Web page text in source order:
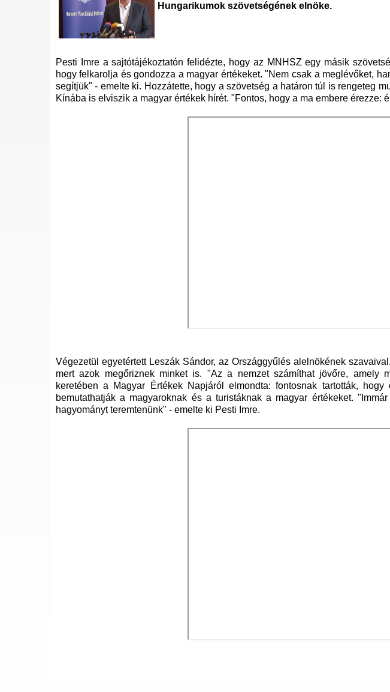
Hungarikumok szövetségének elnöke.
Pesti Imre a sajtótájékoztatón felidézte, hogy az MNHSZ egy másik
hogy felkarolja és gondozza a magyar értékeket. "Nem csak a meglévőket,
segítjük" - emelte ki. Hozzátette, hogy a szövetség a határon túl is rengeteg
Kínába is elviszik a magyar értékek hírét. "Fontos, hogy a ma embere érezze:
Végezetül egyetértett Leszák Sándor, az Országgyűlés alelnökének
mert azok megőriznek minket is. "Az a nemzet számíthat jövőre, amely
keretében a Magyar Értékek Napjáról elmondta: fontosnak tartották,
bemutathatják a magyaroknak és a turistáknak a magyar értékeket.
hagyományt teremtenünk" - emelte ki Pesti Imre.